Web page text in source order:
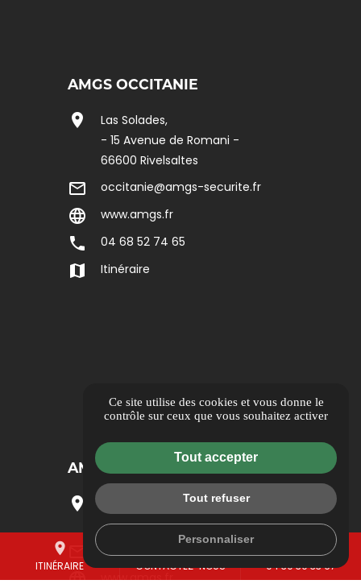
place
ITINÉRAIRE
mail
CONTACTEZ-NOUS 04 30 30 33 67
AMGS OCCITANIE
location_on
Las Solades,
- 15 Avenue de Romani -
66600 Rivelsaltes
mail_outline occitanie@amgs-securite.fr
language www.amgs.fr
phone 04 68 52 74 65
map Itinéraire
AMGS ILE DE FRANCE
location_on
41/43 rue Camille Desmoulins,
92130 Issy les Moulineaux
mail_outline direction@amgs-securite.fr
language www.amgs.fr
Ce site utilise des cookies et vous donne le
contrôle sur ceux que vous souhaitez activer
Tout accepter
Tout refuser
Personnaliser